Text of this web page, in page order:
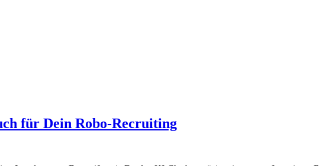
für Dein Robo-Recruiting